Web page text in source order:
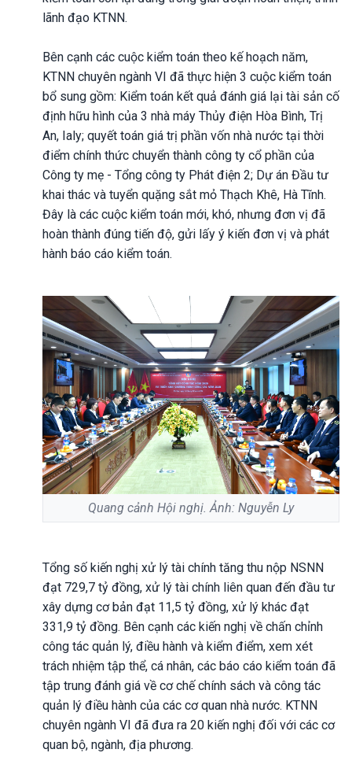
lãnh đạo KTNN.
Bên cạnh các cuộc kiểm toán theo kế hoạch năm,
KTNN chuyên ngành VI đã thực hiện 3 cuộc kiểm toán
bổ sung gồm: Kiểm toán kết quả đánh giá lại tài sản cố
định hữu hình của 3 nhà máy Thủy điện Hòa Bình, Trị
An, Ialy; quyết toán giá trị phần vốn nhà nước tại thời
điểm chính thức chuyển thành công ty cổ phần của
Công ty mẹ - Tổng công ty Phát điện 2; Dự án Đầu tư
khai thác và tuyển quặng sắt mỏ Thạch Khê, Hà Tĩnh.
Đây là các cuộc kiểm toán mới, khó, nhưng đơn vị đã
hoàn thành đúng tiến độ, gửi lấy ý kiến đơn vị và phát
hành báo cáo kiểm toán.
Quang cảnh Hội nghị. Ảnh: Nguyễn Ly
Tổng số kiến nghị xử lý tài chính tăng thu nộp NSNN
đạt 729,7 tỷ đồng, xử lý tài chính liên quan đến đầu tư
xây dựng cơ bản đạt 11,5 tỷ đồng, xử lý khác đạt
331,9 tỷ đồng. Bên cạnh các kiến nghị về chấn chỉnh
công tác quản lý, điều hành và kiểm điểm, xem xét
trách nhiệm tập thể, cá nhân, các báo cáo kiểm toán đã
tập trung đánh giá về cơ chế chính sách và công tác
quản lý điều hành của các cơ quan nhà nước. KTNN
chuyên ngành VI đã đưa ra 20 kiến nghị đối với các cơ
quan bộ, ngành, địa phương.